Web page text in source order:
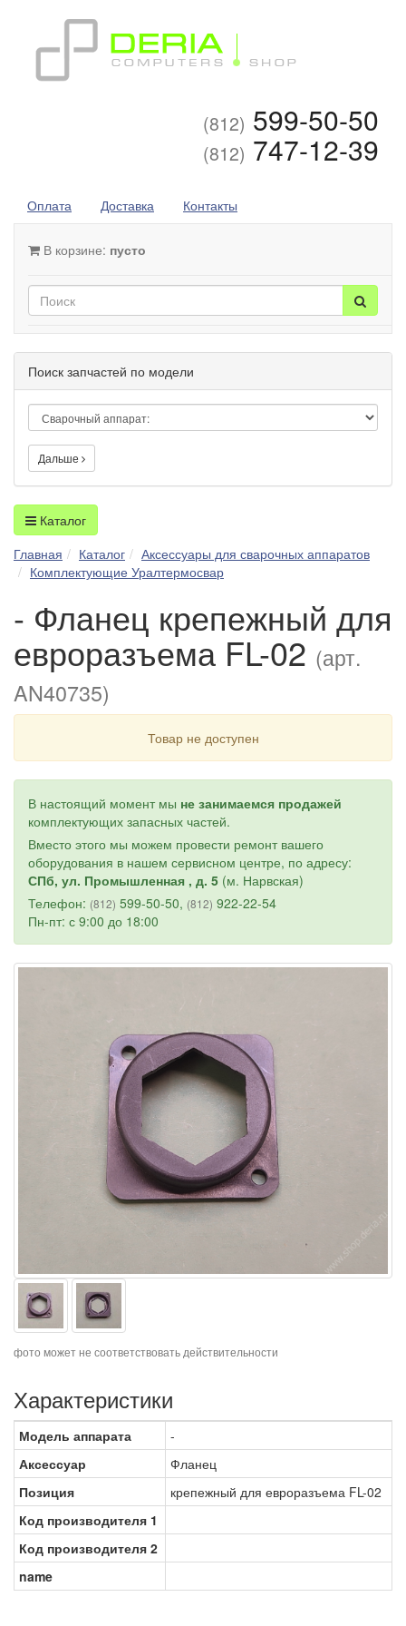
(812) 599-50-50
(812) 747-12-39
Оплата Доставка Контакты
В корзине: пусто
Поиск запчастей по модели
Дальше
Каталог
Главная
Каталог
Аксессуары для сварочных аппаратов
Комплектующие Уралтермосвар
- Фланец крепежный для
евроразъема FL-02 (арт.
AN40735)
Товар не доступен
В настоящий момент мы не занимаемся продажей
комплектующих запасных частей.
Вместо этого мы можем провести ремонт вашего
оборудования в нашем сервисном центре, по адресу:
СПб, ул. Промышленная , д. 5 (м. Нарвская)
Телефон: (812) 599-50-50, (812) 922-22-54
Пн-пт: с 9:00 до 18:00
фото может не соответствовать действительности
Характеристики
Модель аппарата
-
Аксессуар
Фланец
Позиция
крепежный для евроразъема FL-02
Код производителя 1
Код производителя 2
name